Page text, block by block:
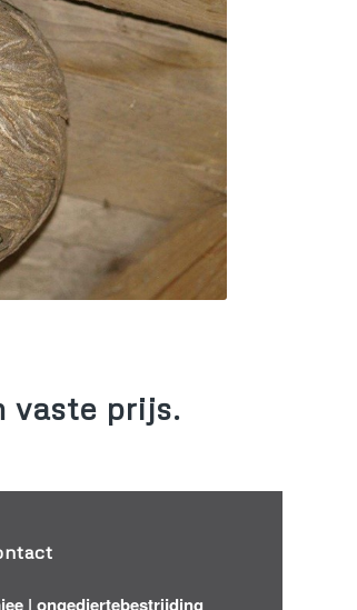
vaste prijs.
| ongediertebestrijding